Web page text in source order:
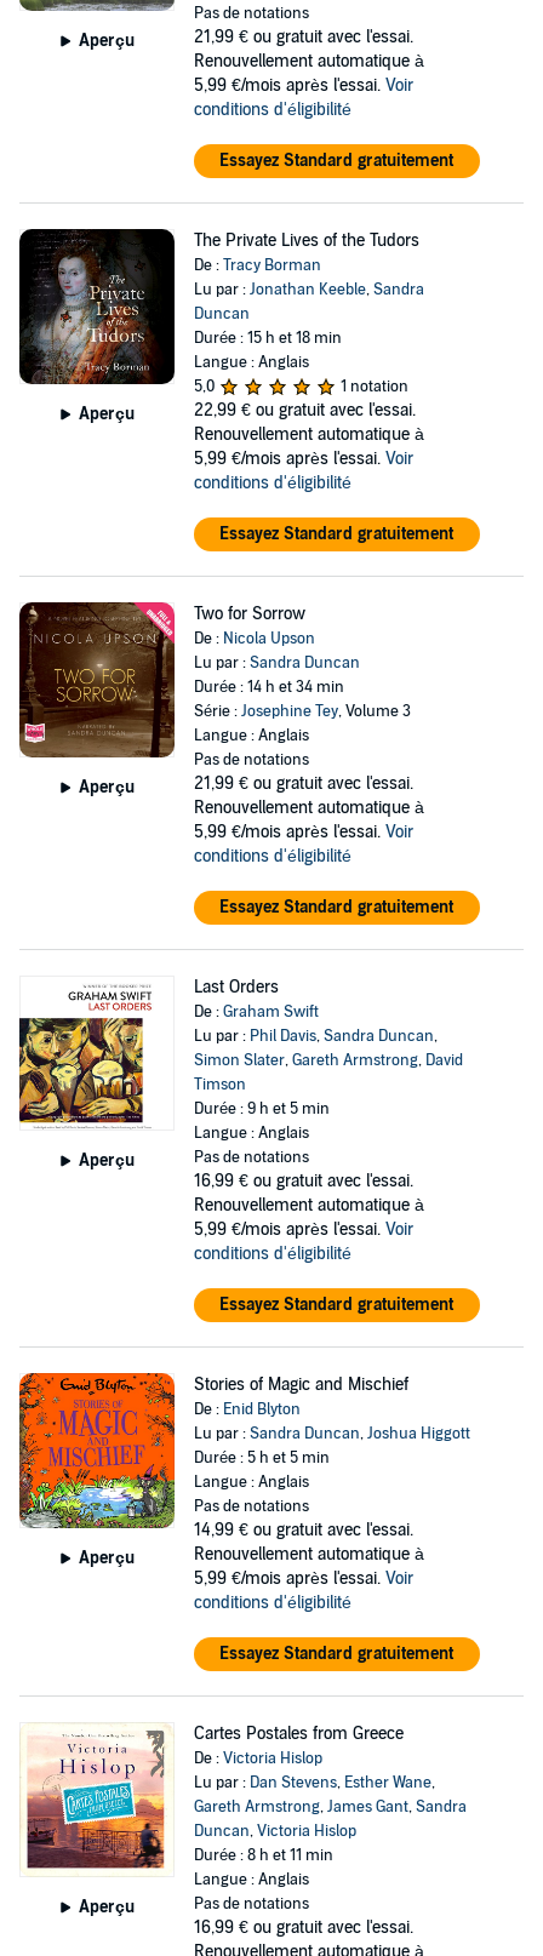
Aperçu
Pas de notations
21,99 € ou gratuit avec l'essai.
Renouvellement automatique à
5,99 €/mois après l'essai. Voir
conditions d'éligibilité
Essayez Standard gratuitement
Aperçu
The Private Lives of the Tudors
De :Tracy Borman
Lu par :Jonathan Keeble,Sandra
Duncan
Durée : 15 h et 18 min
Langue : Anglais
5,0
1 notation
22,99 € ou gratuit avec l'essai.
Renouvellement automatique à
5,99 €/mois après l'essai. Voir
conditions d'éligibilité
Essayez Standard gratuitement
Aperçu
Two for Sorrow
De : Nicola Upson
Lu par :Sandra Duncan
Durée : 14 h et 34 min
Série :Josephine Tey, Volume 3
Langue : Anglais
Pas de notations
21,99 € ou gratuit avec l'essai.
Renouvellement automatique à
5,99 €/mois après l'essai. Voir
conditions d'éligibilité
Essayez Standard gratuitement
Aperçu
Last Orders
De :Graham Swift
Lu par : Phil Davis,Sandra Duncan,
Simon Slater,Gareth Armstrong, David
Timson
Durée : 9 h et 5 min
Langue : Anglais
Pas de notations
16,99 € ou gratuit avec l'essai.
Renouvellement automatique à
5,99 €/mois après l'essai. Voir
conditions d'éligibilité
Essayez Standard gratuitement
Aperçu
Stories of Magic and Mischief
De : Enid Blyton
Lu par :Sandra Duncan,Joshua Higgott
Durée : 5 h et 5 min
Langue : Anglais
Pas de notations
14,99 € ou gratuit avec l'essai.
Renouvellement automatique à
5,99 €/mois après l'essai. Voir
conditions d'éligibilité
Essayez Standard gratuitement
Aperçu
Cartes Postales from Greece
De :Victoria Hislop
Lu par : Dan Stevens, Esther Wane,
Gareth Armstrong,James Gant,Sandra
Duncan,Victoria Hislop
Durée : 8 h et 11 min
Langue : Anglais
Pas de notations
16,99 € ou gratuit avec l'essai.
Renouvellement automatique à